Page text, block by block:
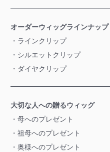
オーダーウィッグラインナップ
ラインクリップ
シルエットクリップ
ダイヤクリップ
大切な人への贈るウィッグ
母へのプレゼント
祖母へのプレゼント
奥様へのプレゼント